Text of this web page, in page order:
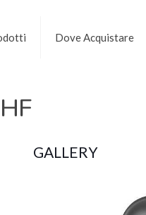
Dove Acquistare
GALLERY